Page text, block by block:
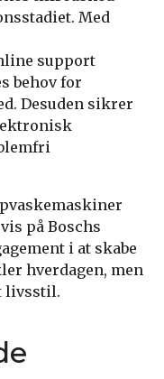
Med
support
behov for
Desuden sikrer
på Boschs
i at skabe
hverdagen, men
livsstil.